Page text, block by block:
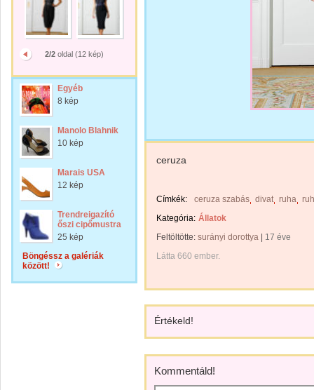
2/2 oldal (12 kép)
Egyéb
8 kép
Manolo Blahnik
10 kép
Marais USA
12 kép
Trendreigazító
őszi cipőmustra
25 kép
Böngéssz a galériák
között!
ceruza
Címkék: ceruza szabás divat ruha
Kategória: Állatok
Feltöltötte: surányi dorottya
17 éve
Látta 660 ember.
Értékeld!
Kommentáld!